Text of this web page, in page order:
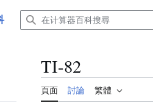
TI-82
頁面 討論 繁體